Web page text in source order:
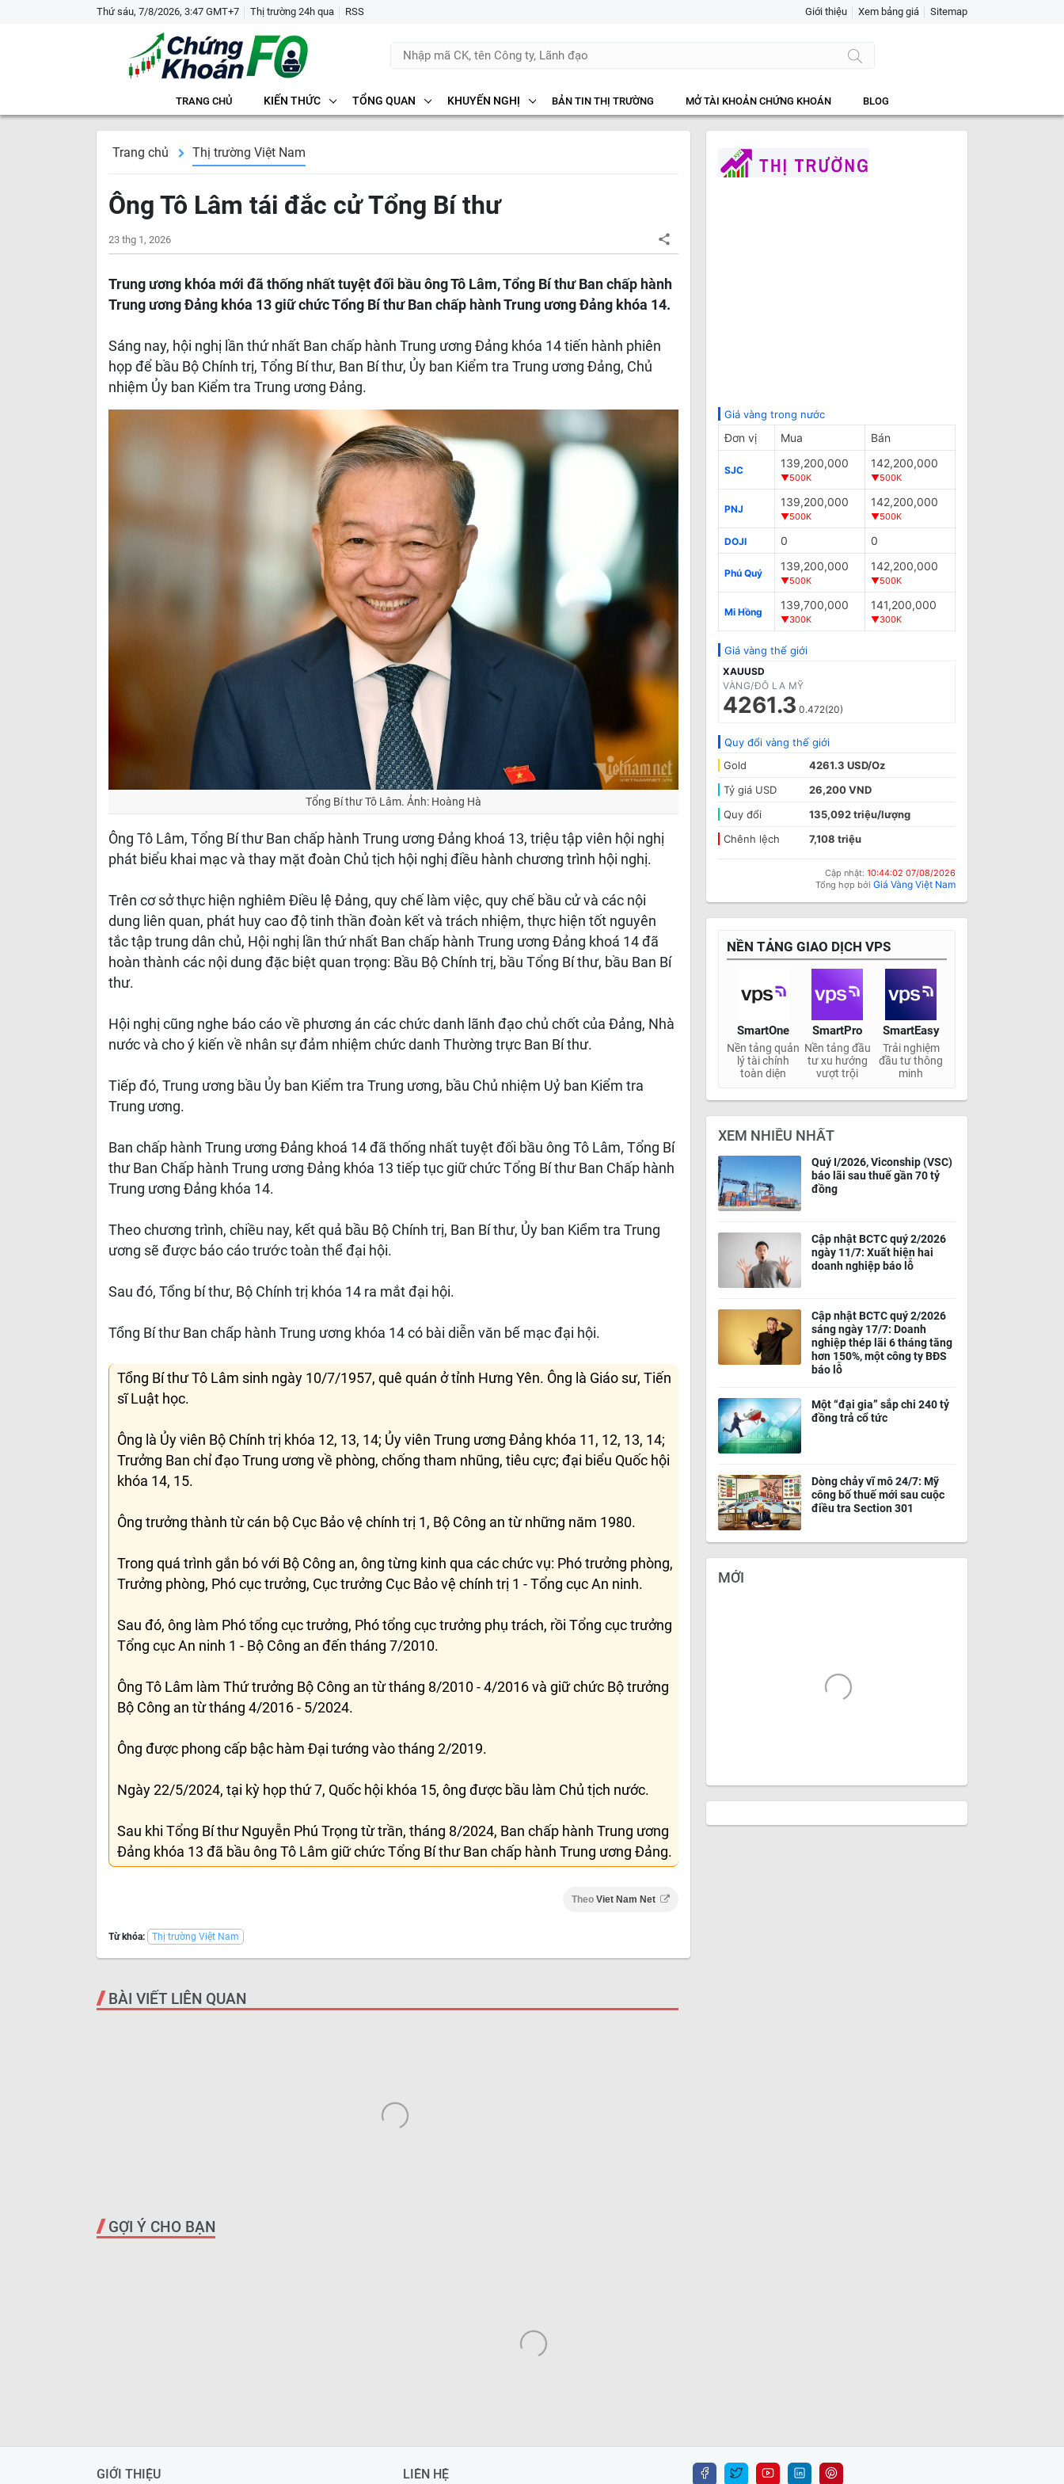
Thứ sáu, 7/8/2026, 3:47 GMT+7 Thị trường 24h qua RSS Giới thiệu Xem bảng giá Sitemap
TRANG CHỦ KIẾN THỨC TỔNG QUAN KHUYẾN NGHỊ BẢN TIN THỊ TRƯỜNG MỞ TÀI KHOẢN CHỨNG KHOÁN BLOG
Trang chủ Thị trường Việt Nam
Ông Tô Lâm tái đắc cử Tổng Bí thư
23 thg 1, 2026
Trung ương khóa mới đã thống nhất tuyệt đối bầu ông Tô Lâm, Tổng Bí thư Ban chấp hành
Trung ương Đảng khóa 13 giữ chức Tổng Bí thư Ban chấp hành Trung ương Đảng khóa 14.
Sáng nay, hội nghị lần thứ nhất Ban chấp hành Trung ương Đảng khóa 14 tiến hành phiên
họp để bầu Bộ Chính trị, Tổng Bí thư, Ban Bí thư, Ủy ban Kiểm tra Trung ương Đảng, Chủ
nhiệm Ủy ban Kiểm tra Trung ương Đảng.
Tổng Bí thư Tô Lâm. Ảnh: Hoàng Hà
Ông Tô Lâm, Tổng Bí thư Ban chấp hành Trung ương Đảng khoá 13, triệu tập viên hội nghị
phát biểu khai mạc và thay mặt đoàn Chủ tịch hội nghị điều hành chương trình hội nghị.
Trên cơ sở thực hiện nghiêm Điều lệ Đảng, quy chế làm việc, quy chế bầu cử và các nội
dung liên quan, phát huy cao độ tinh thần đoàn kết và trách nhiệm, thực hiện tốt nguyên
tắc tập trung dân chủ, Hội nghị lần thứ nhất Ban chấp hành Trung ương Đảng khoá 14 đã
hoàn thành các nội dung đặc biệt quan trọng: Bầu Bộ Chính trị, bầu Tổng Bí thư, bầu Ban Bí
thư.
Hội nghị cũng nghe báo cáo về phương án các chức danh lãnh đạo chủ chốt của Đảng, Nhà
nước và cho ý kiến về nhân sự đảm nhiệm chức danh Thường trực Ban Bí thư.
Tiếp đó, Trung ương bầu Ủy ban Kiểm tra Trung ương, bầu Chủ nhiệm Uỷ ban Kiểm tra
Trung ương.
Ban chấp hành Trung ương Đảng khoá 14 đã thống nhất tuyệt đối bầu ông Tô Lâm, Tổng Bí
thư Ban Chấp hành Trung ương Đảng khóa 13 tiếp tục giữ chức Tổng Bí thư Ban Chấp hành
Trung ương Đảng khóa 14.
Theo chương trình, chiều nay, kết quả bầu Bộ Chính trị, Ban Bí thư, Ủy ban Kiểm tra Trung
ương sẽ được báo cáo trước toàn thể đại hội.
Sau đó, Tổng bí thư, Bộ Chính trị khóa 14 ra mắt đại hội.
Tổng Bí thư Ban chấp hành Trung ương khóa 14 có bài diễn văn bế mạc đại hội.
Tổng Bí thư Tô Lâm sinh ngày 10/7/1957, quê quán ở tỉnh Hưng Yên. Ông là Giáo sư, Tiến
sĩ Luật học.
Ông là Ủy viên Bộ Chính trị khóa 12, 13, 14; Ủy viên Trung ương Đảng khóa 11, 12, 13, 14;
Trưởng Ban chỉ đạo Trung ương về phòng, chống tham nhũng, tiêu cực; đại biểu Quốc hội
khóa 14, 15.
Ông trưởng thành từ cán bộ Cục Bảo vệ chính trị 1, Bộ Công an từ những năm 1980.
Trong quá trình gắn bó với Bộ Công an, ông từng kinh qua các chức vụ: Phó trưởng phòng,
Trưởng phòng, Phó cục trưởng, Cục trưởng Cục Bảo vệ chính trị 1 - Tổng cục An ninh.
Sau đó, ông làm Phó tổng cục trưởng, Phó tổng cục trưởng phụ trách, rồi Tổng cục trưởng
Tổng cục An ninh 1 - Bộ Công an đến tháng 7/2010.
Ông Tô Lâm làm Thứ trưởng Bộ Công an từ tháng 8/2010 - 4/2016 và giữ chức Bộ trưởng
Bộ Công an từ tháng 4/2016 - 5/2024.
Ông được phong cấp bậc hàm Đại tướng vào tháng 2/2019.
Ngày 22/5/2024, tại kỳ họp thứ 7, Quốc hội khóa 15, ông được bầu làm Chủ tịch nước.
Sau khi Tổng Bí thư Nguyễn Phú Trọng từ trần, tháng 8/2024, Ban chấp hành Trung ương
Đảng khóa 13 đã bầu ông Tô Lâm giữ chức Tổng Bí thư Ban chấp hành Trung ương Đảng.
Theo Viet Nam Net
Từ khóa: Thị trường Việt Nam
BÀI VIẾT LIÊN QUAN
Giá vàng trong nước
Đơn vị Mua Bán
SJC
139,200,000
▼500K
142,200,000
▼500K
PNJ
139,200,000
▼500K
142,200,000
▼500K
DOJI 0 0
Phú Quý
139,200,000
▼500K
142,200,000
▼500K
Mi Hồng
139,700,000
▼300K
141,200,000
▼300K
Giá vàng thế giới
XAUUSD
VÀNG/ĐÔ LA MỸ
4261.3 0.472(20)
Quy đổi vàng thế giới
Gold
4261.3 USD/Oz
Tỷ giá USD
26,200 VND
Quy đổi
135,092 triệu/lượng
Chênh lệch
7,108 triệu
Cập nhật: 10:44:02 07/08/2026
Tổng hợp bởi Giá Vàng Việt Nam
NỀN TẢNG GIAO DỊCH VPS
SmartOne SmartPro SmartEasy
Nền tảng quản
lý tài chính
toàn diện
Nền tảng đầu
tư xu hướng
vượt trội
Trải nghiệm
đầu tư thông
minh
XEM NHIỀU NHẤT
Quý I/2026, Viconship (VSC)
báo lãi sau thuế gần 70 tỷ
đồng
Cập nhật BCTC quý 2/2026
ngày 11/7: Xuất hiện hai
doanh nghiệp báo lỗ
Cập nhật BCTC quý 2/2026
sáng ngày 17/7: Doanh
nghiệp thép lãi 6 tháng tăng
hơn 150%, một công ty BĐS
báo lỗ
Một “đại gia” sắp chi 240 tỷ
đồng trả cổ tức
Dòng chảy vĩ mô 24/7: Mỹ
công bố thuế mới sau cuộc
điều tra Section 301
MỚI
GỢI Ý CHO BẠN
GIỚI THIỆU LIÊN HỆ